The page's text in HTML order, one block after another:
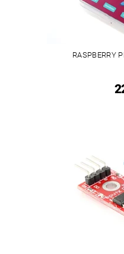
RASPBERRY